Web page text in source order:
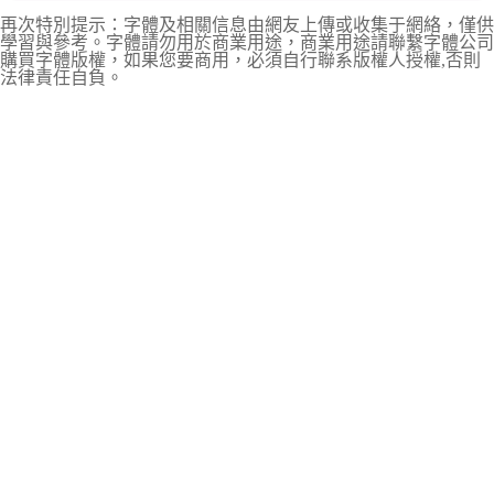
再次特別提示：字體及相關信息由網友上傳或收集于網絡，僅供
學習與參考。字體請勿用於商業用途，商業用途請聯繫字體公司
購買字體版權，如果您要商用，必須自行聯系版權人授權,否則
法律責任自負。